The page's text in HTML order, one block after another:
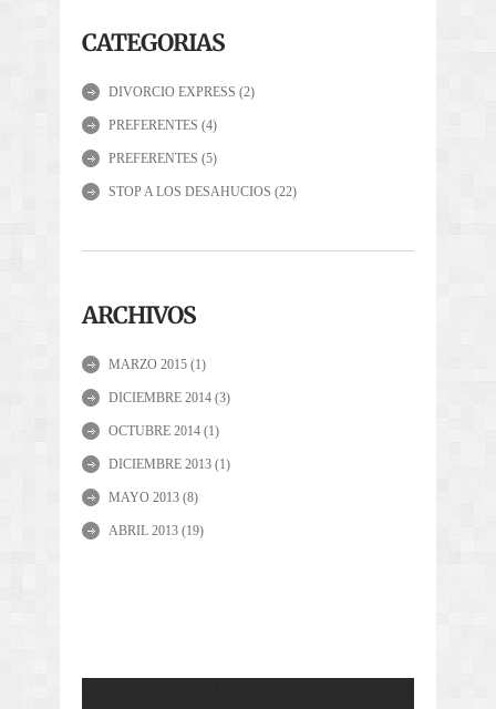
CATEGORIAS
DIVORCIO EXPRESS (2)
PREFERENTES (4)
PREFERENTES (5)
STOP A LOS DESAHUCIOS (22)
ARCHIVOS
MARZO 2015 (1)
DICIEMBRE 2014 (3)
OCTUBRE 2014 (1)
DICIEMBRE 2013 (1)
MAYO 2013 (8)
ABRIL 2013 (19)